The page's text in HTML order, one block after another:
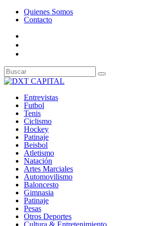
Quienes Somos
Contacto
Entrevistas
Futbol
Tenis
Ciclismo
Hockey
Patinaje
Beisbol
Atletismo
Natación
Artes Marciales
Automovilismo
Baloncesto
Gimnasia
Patinaje
Pesas
Otros Deportes
Cultura & Entretenimiento